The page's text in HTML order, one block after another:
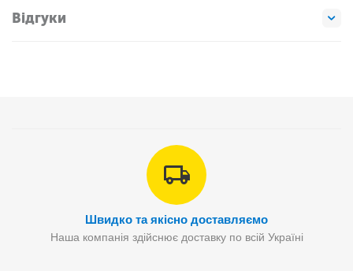
Відгуки
Швидко та якісно доставляємо
Наша компанія здійснює доставку по всій Україні